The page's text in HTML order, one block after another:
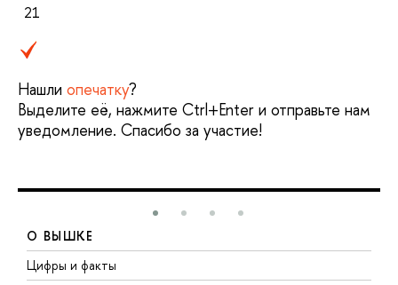
21
Нашли опечатку?
Выделите её, нажмите Ctrl+Enter и отправьте нам
уведомление. Спасибо за участие!
О ВЫШКЕ
Цифры и факты